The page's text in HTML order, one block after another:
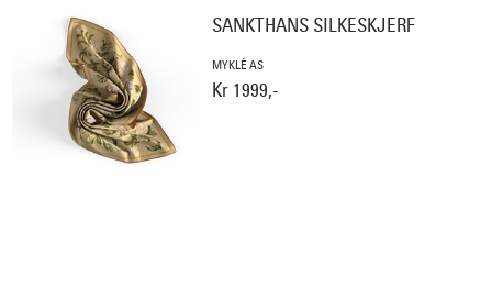
SANKTHANS SILKESKJERF
MYKLÉ AS
Kr 1999,-